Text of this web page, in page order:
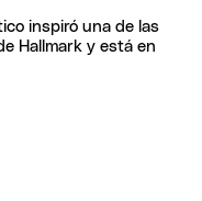
inspiró una de las
Hallmark y está en